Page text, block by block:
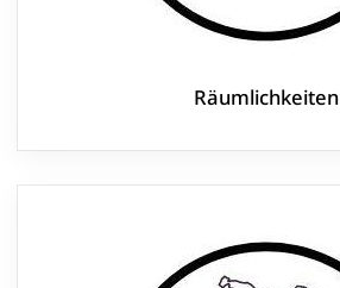
Räumlichkeiten